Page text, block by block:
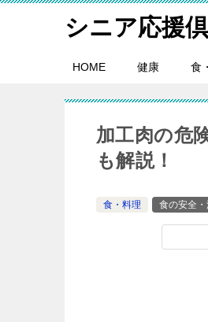
シニア応援
HOME 健康 食
加工肉の危
も解説！
食・料理 食の安全